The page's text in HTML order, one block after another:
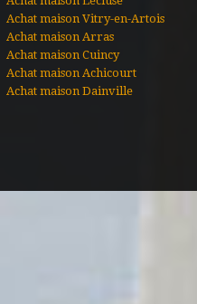
Achat maison Vitry-en-Artois
Achat maison Arras
Achat maison Cuincy
Achat maison Achicourt
Achat maison Dainville